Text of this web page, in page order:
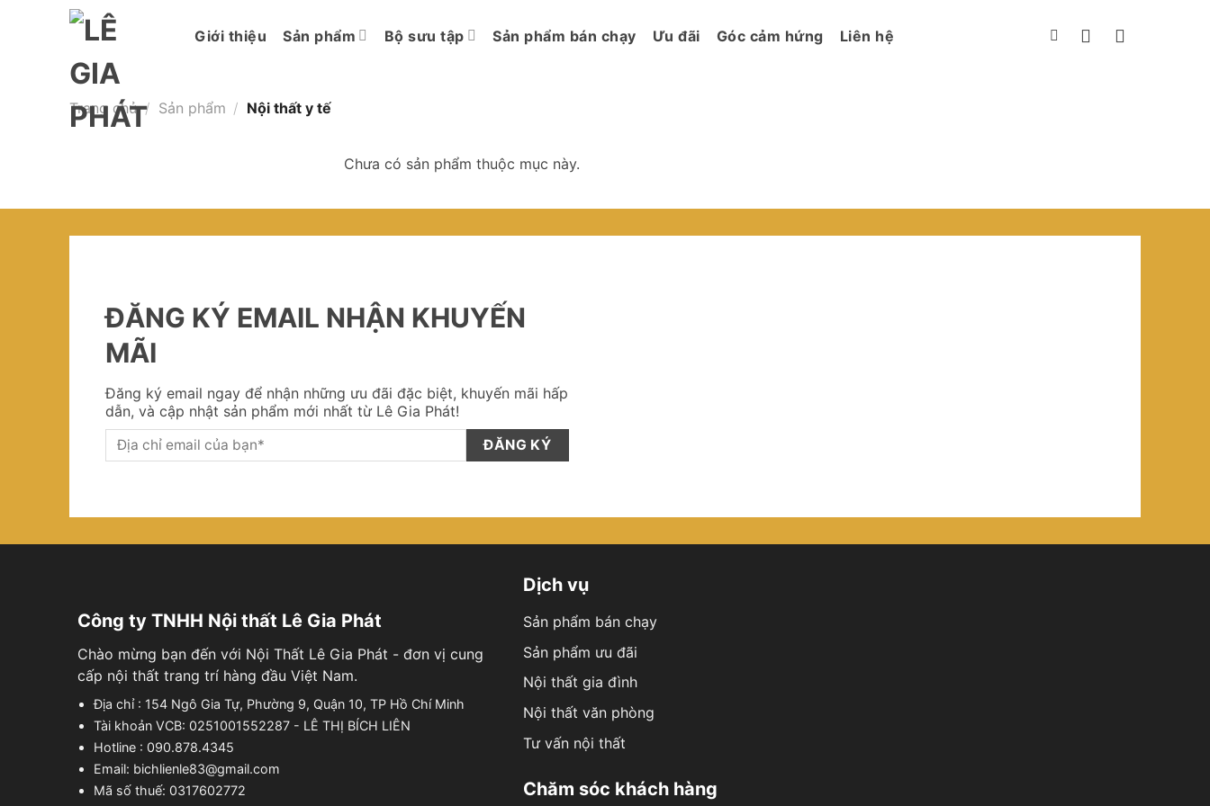
Giới thiệu Sản phẩm Bộ sưu tập Sản phẩm bán chạy Ưu đãi Góc cảm hứng Liên hệ
Trang chủ / Sản phẩm / Nội thất y tế
Chưa có sản phẩm thuộc mục này.
ĐĂNG KÝ EMAIL NHẬN KHUYẾN
MÃI
Đăng ký email ngay để nhận những ưu đãi đặc biệt, khuyến mãi hấp
dẫn, và cập nhật sản phẩm mới nhất từ Lê Gia Phát!
Công ty TNHH Nội thất Lê Gia Phát
Chào mừng bạn đến với Nội Thất Lê Gia Phát - đơn vị cung
cấp nội thất trang trí hàng đầu Việt Nam.
Địa chỉ : 154 Ngô Gia Tự, Phường 9, Quận 10, TP Hồ Chí Minh
Tài khoản VCB: 0251001552287 - LÊ THỊ BÍCH LIÊN
Hotline : 090.878.4345
Email: bichlienle83@gmail.com
Mã số thuế: 0317602772
Dịch vụ
Sản phẩm bán chạy
Sản phẩm ưu đãi
Nội thất gia đình
Nội thất văn phòng
Tư vấn nội thất
Chăm sóc khách hàng